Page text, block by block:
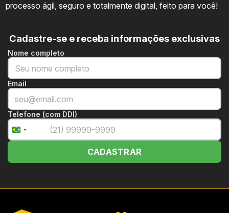
processo ágil, seguro e totalmente digital, feito para você!
Cadastre-se e receba informações exclusivas
Nome completo
Email
Telefone (com DDI)
Brazil
+55
CADASTRAR